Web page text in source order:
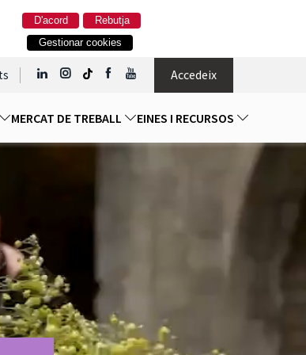
Rebutja
D'acord
Gestionar cookies
Accedeix
MERCAT DE TREBALL EINES I RECURSOS